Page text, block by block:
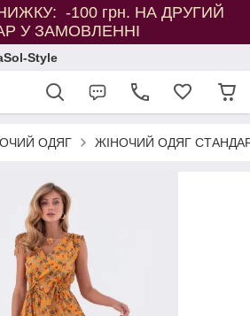
-100 грн. НА ДРУГИЙ
У ЗАМОВЛЕННІ
Style
ОДЯГ ЖІНОЧИЙ ОДЯГ